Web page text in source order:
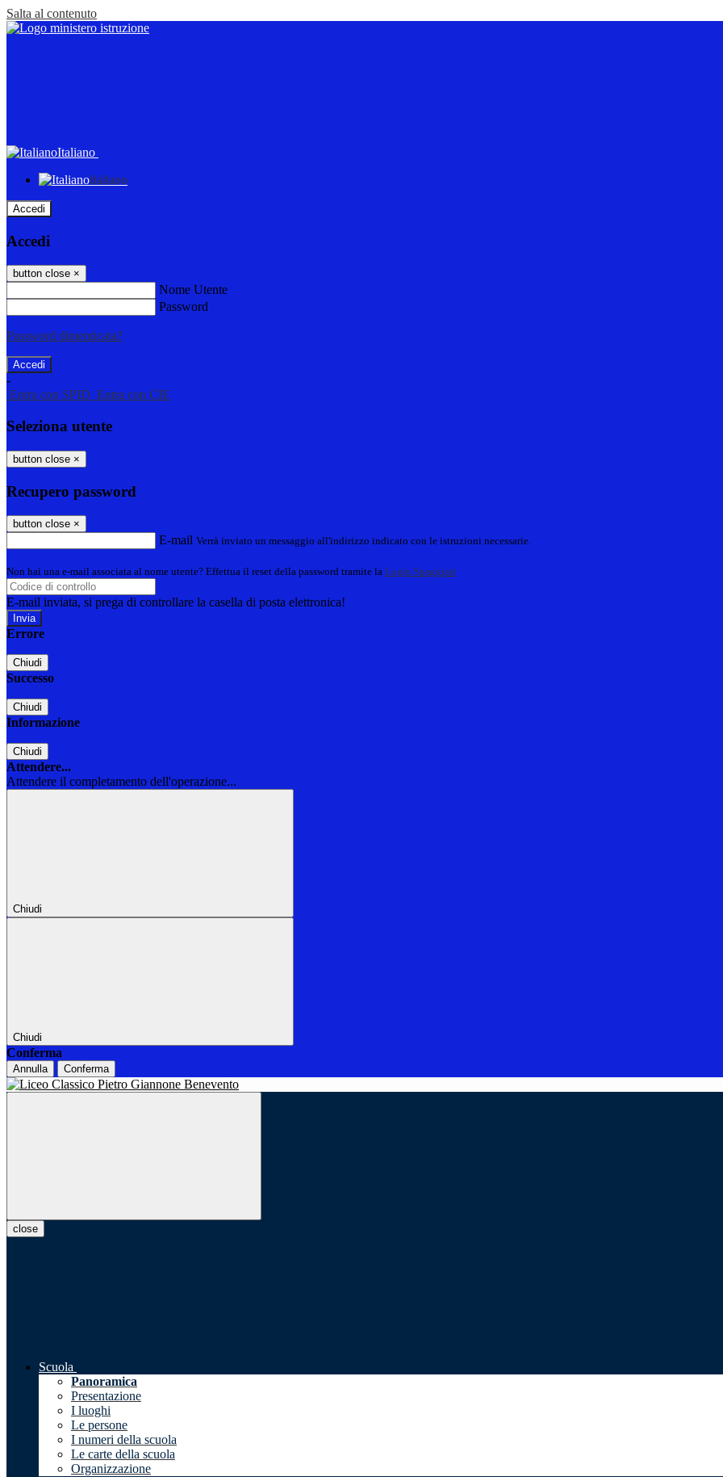
Salta al contenuto
Italiano
Italiano
Accedi
Accedi
button close ×
Nome Utente
Password
Password dimenticata?
-
Entra con SPID Entra con CIE
Seleziona utente
button close ×
Recupero password
button close ×
E-mail Verrà inviato un messaggio all'indirizzo indicato con le istruzioni necessarie.
Non hai una e-mail associata al nome utente? Effettua il reset della password tramite la Login Spaggiari
E-mail inviata, si prega di controllare la casella di posta elettronica!
Errore
Chiudi
Successo
Chiudi
Informazione
Chiudi
Attendere...
Attendere il completamento dell'operazione...
Chiudi
Chiudi
Conferma
Annulla Conferma
close
Scuola
Panoramica
Presentazione
I luoghi
Le persone
I numeri della scuola
Le carte della scuola
Organizzazione